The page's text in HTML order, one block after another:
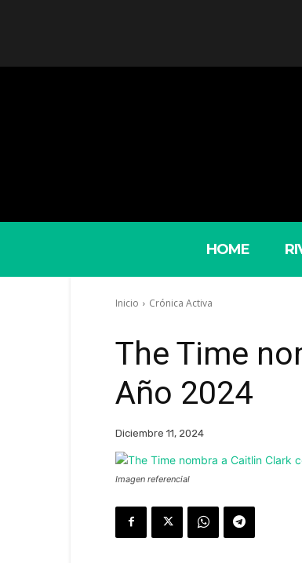
HOME
Inicio Crónica Activa
The Time
Año 2024
Diciembre 11, 2024
Imagen referencial